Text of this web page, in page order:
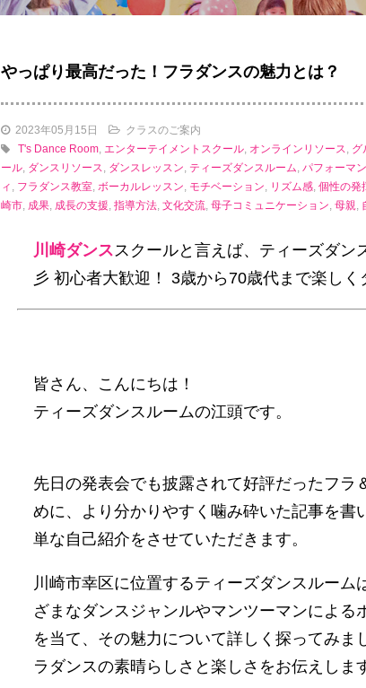
やっぱり最高だった！フラダンスの魅力とは？
2023年05月15日
クラスのご案内
T's Dance Room, エンターテイメントスクール, オンラインリソース, グ
ール, ダンスリソース, ダンスレッスン, ティーズダンスルーム, パフォーマ
ィ , フラダンス教室, ボーカルレッスン, モチベーション, リズム感, 個性の発
崎市, 成果, 成長の支援, 指導方法, 文化交流, 母子コミュニケーション, 母親,
川崎ダンススクールと言えば、ティーズダ
彡 初心者大歓迎！ 3歳から70歳代まで楽し
皆さん、こんにちは！
ティーズダンスルームの江頭です。
先日の発表会でも披露されて好評だったフ
めに、より分かりやすく噛み砕いた記事を
単な自己紹介をさせていただきます。
川崎市幸区に位置するティーズダンスルー
ざまなダンスジャンルやマンツーマンによ
を当て、その魅力について詳しく探ってみ
ラダンスの素晴らしさと楽しさをお伝えしま